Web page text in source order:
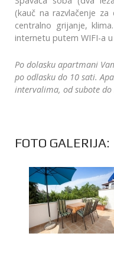
(kauč na razvlačenje
centralno grijanje,
internetu putem WIFI-a
Po dolasku apartmani
po odlasku do 10 sati.
intervalima, od subote
FOTO GALERIJA: